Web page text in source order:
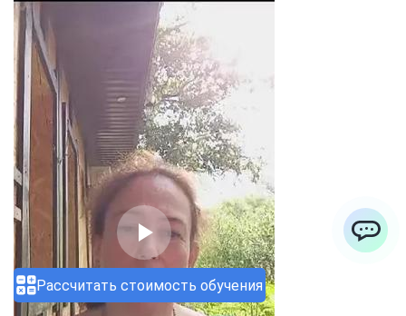
Рассчитать стоимость обучения
ChatApp